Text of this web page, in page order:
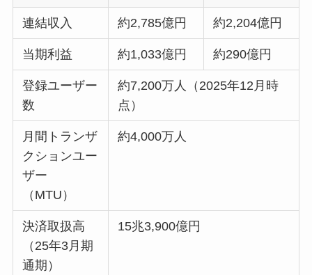
連結収入 約2,785億円 約2,204億円
当期利益 約1,033億円 約290億円
登録ユーザー
数
約7,200万人（2025年12月時
点）
月間トランザ
クションユー
ザー
（MTU）
約4,000万人
決済取扱高
（25年3月期
通期）
15兆3,900億円